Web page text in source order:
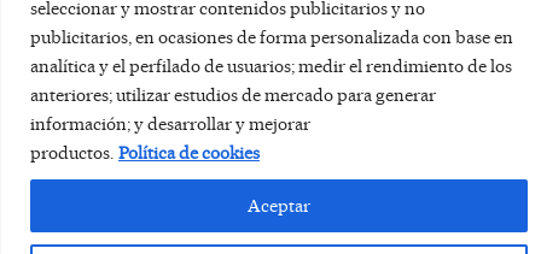
seleccionar y mostrar contenidos publicitarios y no
publicitarios, en ocasiones de forma personalizada con base en
analítica y el perfilado de usuarios; medir el rendimiento de los
anteriores; utilizar estudios de mercado para generar
información; y desarrollar y mejorar
productos. Política de cookies
Aceptar